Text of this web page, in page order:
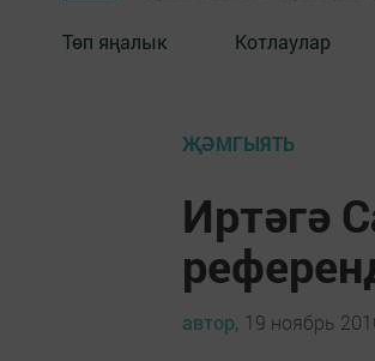
Төп яңалык Котлаулар
ҖӘМГЫЯТЬ
Иртәгә
автор, 19 ноябрь